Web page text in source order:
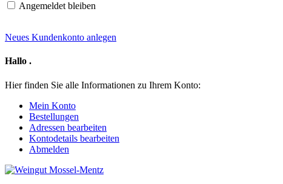
Angemeldet bleiben
Neues Kundenkonto anlegen
Hallo .
Hier finden Sie alle Informationen zu Ihrem Konto:
Mein Konto
Bestellungen
Adressen bearbeiten
Kontodetails bearbeiten
Abmelden